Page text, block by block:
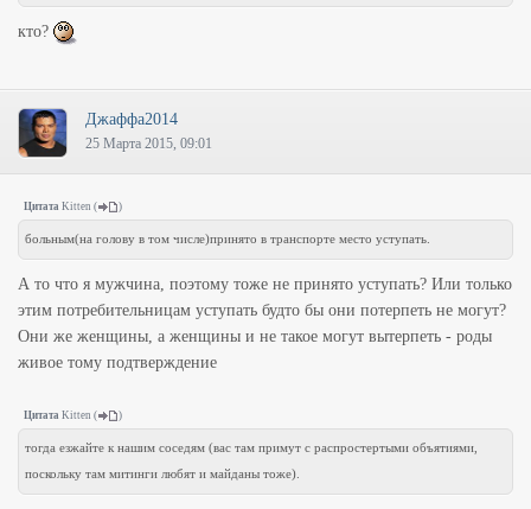
кто?
Джаффа2014
25 Марта 2015, 09:01
Цитата Kitten ( )
больным(на голову в том числе)принято в транспорте место уступать.
А то что я мужчина, поэтому тоже не принято уступать? Или только
этим потребительницам уступать будто бы они потерпеть не могут?
Они же женщины, а женщины и не такое могут вытерпеть - роды
живое тому подтверждение
Цитата Kitten ( )
тогда езжайте к нашим соседям (вас там примут с распростертыми объятиями,
поскольку там митинги любят и майданы тоже).